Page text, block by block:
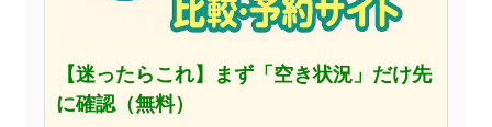
【迷ったらこれ】 まず「空き状況」だけ先
に確認（無料）